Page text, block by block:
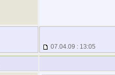
07.04.09 : 13:05